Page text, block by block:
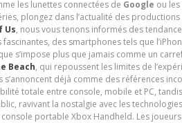
les lunettes connectées de Google ou
plongez dans l’actualité des
Us, nous vous tenons informés des
des smartphones tels que
s’impose plus que jamais comme un
Beach, qui repoussent les limites de
s’annoncent déjà comme des références
totale entre console, mobile et PC,
ravivant la nostalgie avec les
portable Xbox Handheld. Les